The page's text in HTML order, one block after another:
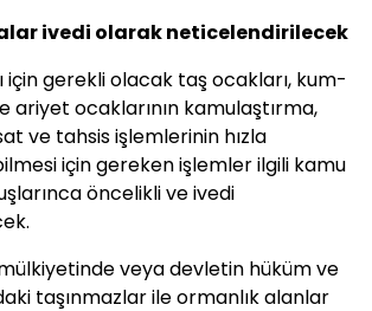
ivedi olarak neticelendirilecek
için gerekli olacak taş ocakları, kum-
ariyet ocaklarının kamulaştırma,
ve tahsis işlemlerinin hızla
için gereken işlemler ilgili kamu
öncelikli ve ivedi
veya devletin hüküm ve
taşınmazlar ile ormanlık alanlar